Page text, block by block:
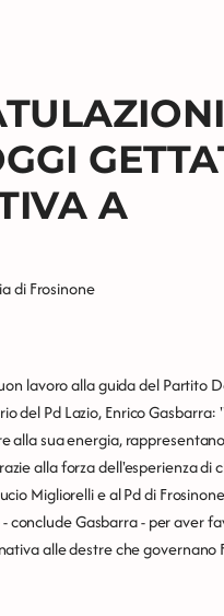
A
di Frosinone
lavoro alla guida del Partito
del Pd Lazio, Enrico Gasbarra:
alla sua energia,
alla forza dell'esperienza di
Migliorelli e al Pd di
conclude Gasbarra - per aver
alle destre che governano